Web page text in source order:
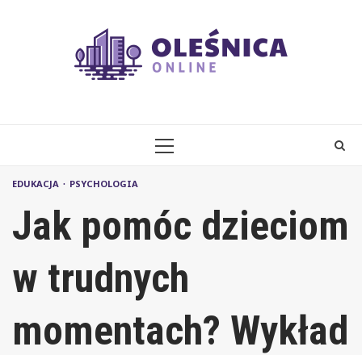
PRIMARY
EDUKACJA PSYCHOLOGIA
Jak pomóc dzieciom
w trudnych
momentach? Wykład